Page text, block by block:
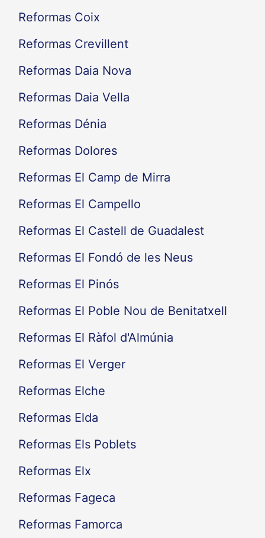
Reformas Coix
Reformas Crevillent
Reformas Daia Nova
Reformas Daia Vella
Reformas Dénia
Reformas Dolores
Reformas El Camp de Mirra
Reformas El Campello
Reformas El Castell de Guadalest
Reformas El Fondó de les Neus
Reformas El Pinós
Reformas El Poble Nou de Benitatxell
Reformas El Ràfol d'Almúnia
Reformas El Verger
Reformas Elche
Reformas Elda
Reformas Els Poblets
Reformas Elx
Reformas Fageca
Reformas Famorca